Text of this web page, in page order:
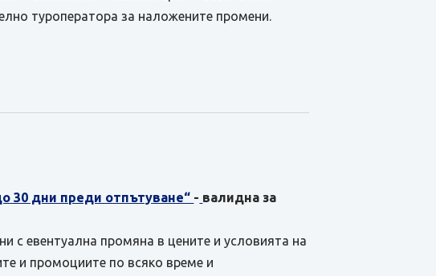
туроператора за наложените промени.
30 дни преди отпътуване“ - валидна за
с евентуална промяна в цените и условията на
и промоциите по всяко време и